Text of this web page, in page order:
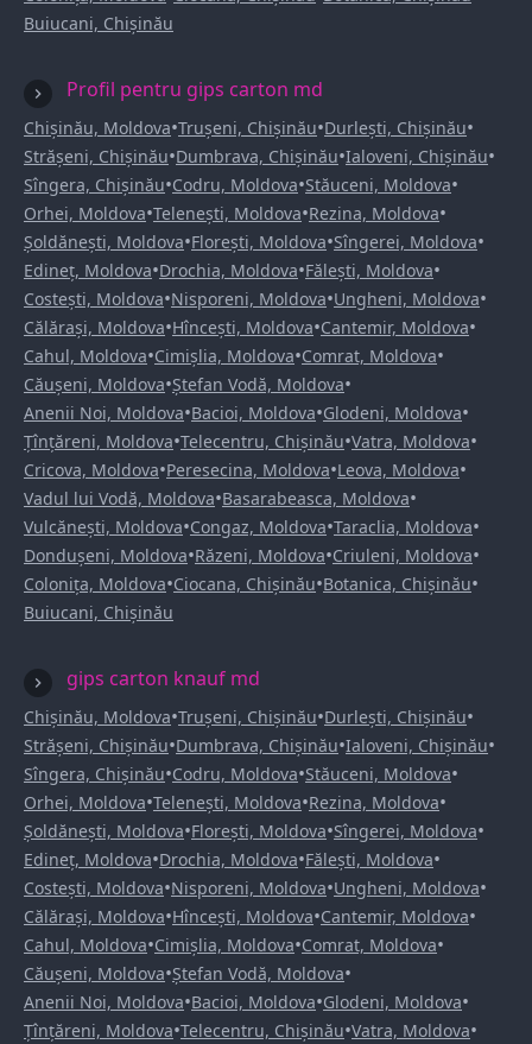
Buiucani, Chișinău
Profil pentru gips carton md
Chișinău, Moldova•Trușeni, Chișinău•Durlești, Chișinău•
Strășeni, Chișinău•Dumbrava, Chișinău•Ialoveni, Chișinău•
Sîngera, Chișinău•Codru, Moldova•Stăuceni, Moldova•
Orhei, Moldova•Telenești, Moldova•Rezina, Moldova•
Șoldănești, Moldova•Florești, Moldova•Sîngerei, Moldova•
Edineț, Moldova•Drochia, Moldova•Fălești, Moldova•
Costești, Moldova•Nisporeni, Moldova•Ungheni, Moldova•
Călărași, Moldova•Hîncești, Moldova•Cantemir, Moldova•
Cahul, Moldova•Cimișlia, Moldova•Comrat, Moldova•
Căușeni, Moldova•Ștefan Vodă, Moldova•
Anenii Noi, Moldova•Bacioi, Moldova•Glodeni, Moldova•
Țînțăreni, Moldova•Telecentru, Chișinău•Vatra, Moldova•
Cricova, Moldova•Peresecina, Moldova•Leova, Moldova•
Vadul lui Vodă, Moldova•Basarabeasca, Moldova•
Vulcănești, Moldova•Congaz, Moldova•Taraclia, Moldova•
Dondușeni, Moldova•Răzeni, Moldova•Criuleni, Moldova•
Colonița, Moldova•Ciocana, Chișinău•Botanica, Chișinău•
Buiucani, Chișinău
gips carton knauf md
Chișinău, Moldova•Trușeni, Chișinău•Durlești, Chișinău•
Strășeni, Chișinău•Dumbrava, Chișinău•Ialoveni, Chișinău•
Sîngera, Chișinău•Codru, Moldova•Stăuceni, Moldova•
Orhei, Moldova•Telenești, Moldova•Rezina, Moldova•
Șoldănești, Moldova•Florești, Moldova•Sîngerei, Moldova•
Edineț, Moldova•Drochia, Moldova•Fălești, Moldova•
Costești, Moldova•Nisporeni, Moldova•Ungheni, Moldova•
Călărași, Moldova•Hîncești, Moldova•Cantemir, Moldova•
Cahul, Moldova•Cimișlia, Moldova•Comrat, Moldova•
Căușeni, Moldova•Ștefan Vodă, Moldova•
Anenii Noi, Moldova•Bacioi, Moldova•Glodeni, Moldova•
Țînțăreni, Moldova•Telecentru, Chișinău•Vatra, Moldova•